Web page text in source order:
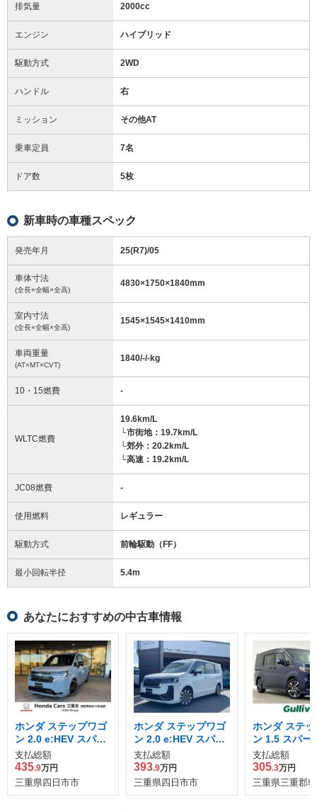
排気量 2000cc
エンジン ハイブリッド
駆動方式 2WD
ハンドル 右
ミッション その他AT
乗車定員 7名
ドア数 5枚
新車時の車種スペック
発売年月 25(R7)/05
車体寸法
(全長×全幅×全高)
4830×1750×1840mm
室内寸法
(全長×全幅×全高)
1545×1545×1410mm
車両重量
(AT×MT×CVT)
1840/-/-kg
10・15燃費 -
WLTC燃費
19.6km/L
└市街地：19.7km/L
└郊外：20.2km/L
└高速：19.2km/L
JC08燃費 -
使用燃料 レギュラー
駆動方式 前輪駆動（FF）
最小回転半径 5.4m
あなたにおすすめの中古車情報
ホンダ ステップワゴ
ン 2.0 e:HEV スパー
ダ プレミアムライン
ブラック エディショ
ン
支払総額
435.9万円
三重県四日市市
ホンダ ステップワゴ
ン 2.0 e:HEV スパー
ダ プレミアムライン
支払総額
393.9万円
三重県四日市市
ホンダ ステ
ン 1.5 スパー
ルスピリット
センシング
支払総額
305.3万円
三重県三重郡